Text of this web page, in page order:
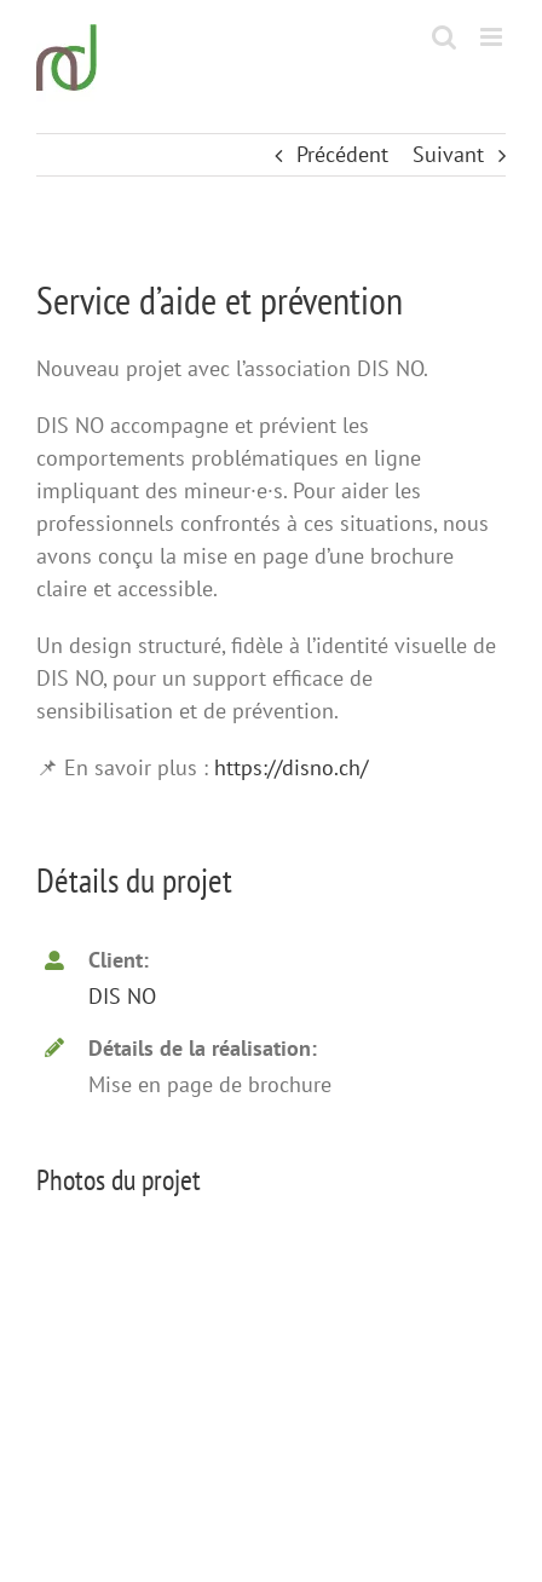
contenu
Précédent Suivant
Larger
Service d’aide et prévention
Nouveau projet avec l’association DIS NO.
DIS NO accompagne et prévient les
comportements problématiques en ligne
impliquant des mineur·e·s. Pour aider les
professionnels confrontés à ces situations, nous
avons conçu la mise en page d’une brochure
claire et accessible.
Un design structuré, fidèle à l’identité visuelle de
DIS NO, pour un support efficace de
sensibilisation et de prévention.
📌 En savoir plus : https://disno.ch/
Détails du projet
Client:
DIS NO
Détails de la réalisation:
Mise en page de brochure
Photos du projet